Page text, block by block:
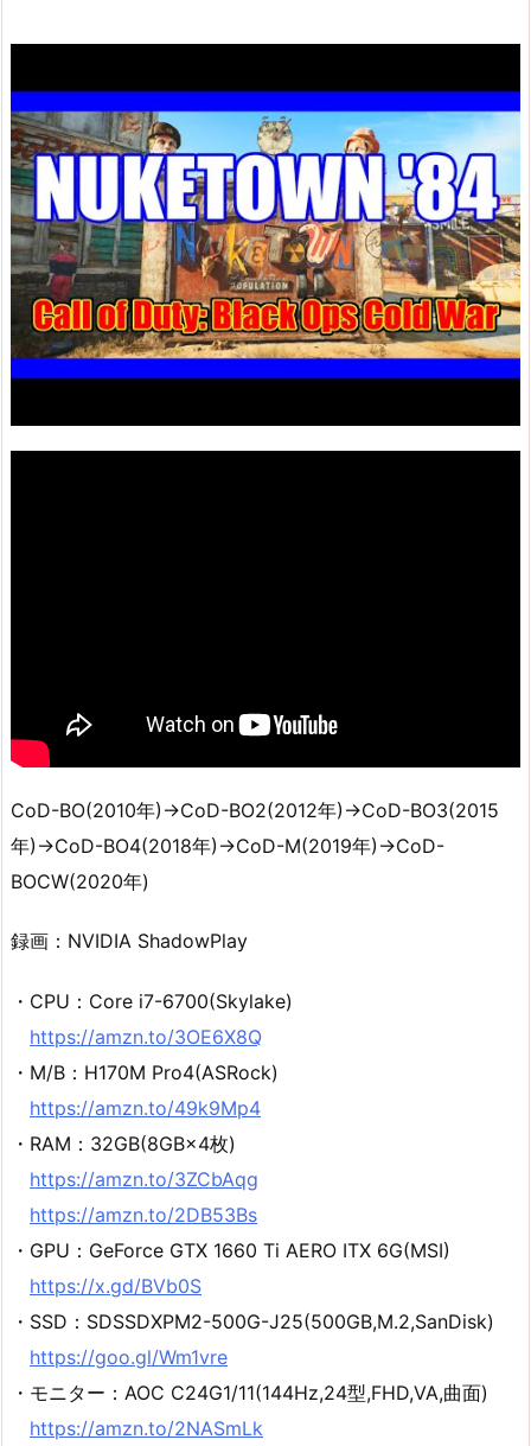
CoD-BO(2010年)→CoD-BO2(2012年)→CoD-BO3(2015
年)→CoD-BO4(2018年)→CoD-M(2019年)→CoD-
BOCW(2020年)
録画：NVIDIA ShadowPlay
・CPU：Core i7-6700(Skylake)
https://amzn.to/3OE6X8Q
・M/B：H170M Pro4(ASRock)
https://amzn.to/49k9Mp4
・RAM：32GB(8GB×4枚)
https://amzn.to/3ZCbAqg
https://amzn.to/2DB53Bs
・GPU：GeForce GTX 1660 Ti AERO ITX 6G(MSI)
https://x.gd/BVb0S
・SSD：SDSSDXPM2-500G-J25(500GB,M.2,SanDisk)
https://goo.gl/Wm1vre
・モニター：AOC C24G1/11(144Hz,24型,FHD,VA,曲面)
https://amzn.to/2NASmLk